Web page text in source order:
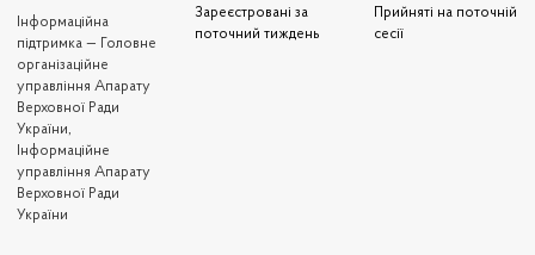
Iнформаційна
підтримка — Головне
організаційне
управління Апарату
Верховної Ради
України,
Інформаційне
управління Апарату
Верховної Ради
України
Зареєстровані за
поточний тиждень
Прийняті на поточній
сесії